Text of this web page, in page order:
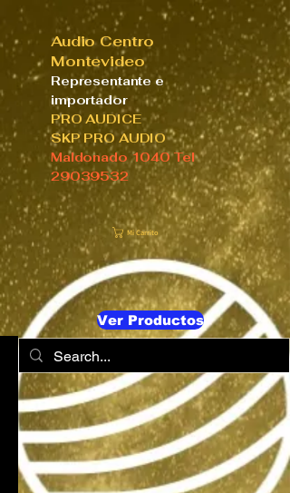
Audio Centro
Montevideo
Representante e
importador
PRO AUDICE
SKP PRO AUDIO
Maldonado 1040 Tel
29039532
Mi Carrito
Ver Productos